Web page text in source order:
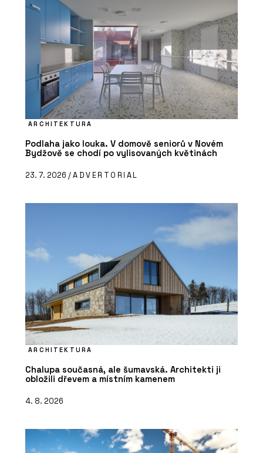
ARCHITEKTURA
Podlaha jako louka. V domově seniorů v Novém
Bydžově se chodí po vylisovaných květinách
23. 7. 2026 /ADVERTORIAL
ARCHITEKTURA
Chalupa současná, ale šumavská. Architekti ji
obložili dřevem a místním kamenem
4. 8. 2026